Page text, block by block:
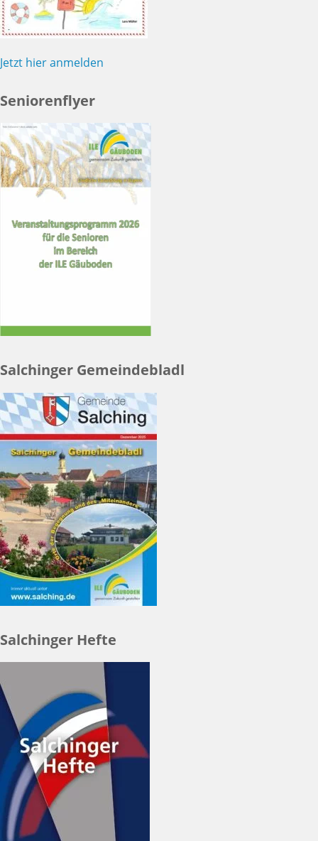
Jetzt hier anmelden
Seniorenflyer
Salchinger Gemeindebladl
Salchinger Hefte